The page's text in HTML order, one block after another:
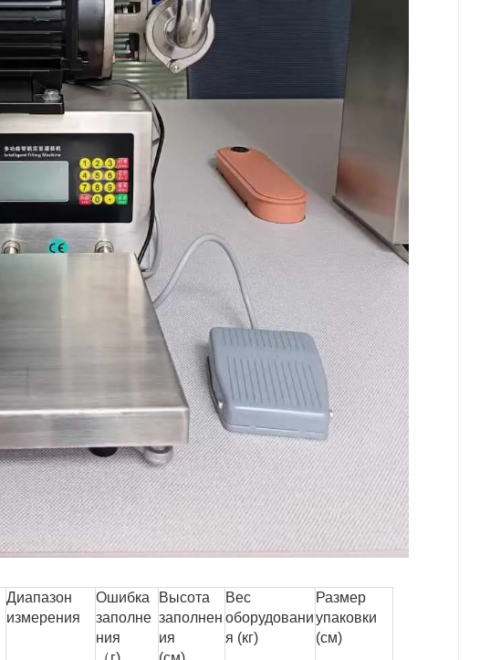
Диапазон
измерения
Ошибка
заполне
ния
Высота
заполнен
ия
Вес
оборудовани
я (кг)
Размер
упаковки
(см)